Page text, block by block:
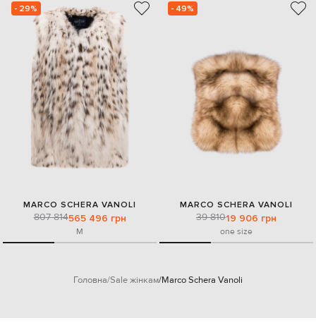
- 29%
MARCO SCHERA VANOLI
807 814565 496 грн
M
- 49%
MARCO SCHERA VANOLI
39 81019 906 грн
one size
Головна Sale жінкам Marco Schera Vanoli